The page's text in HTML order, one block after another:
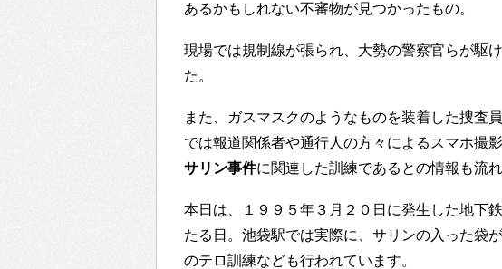
あるかもしれない不審物が見つかったもの。
現場では規制線が張られ、大勢の警察官らが駆
た。
また、ガスマスクのようなものを装着した捜査
では報道関係者や通行人の方々によるスマホ撮
サリン事件に関連した訓練であるとの情報も流れ
本日は、１９９５年３月２０日に発生した地下
たる日。池袋駅では実際に、サリンの入った袋
のテロ訓練なども行われています。